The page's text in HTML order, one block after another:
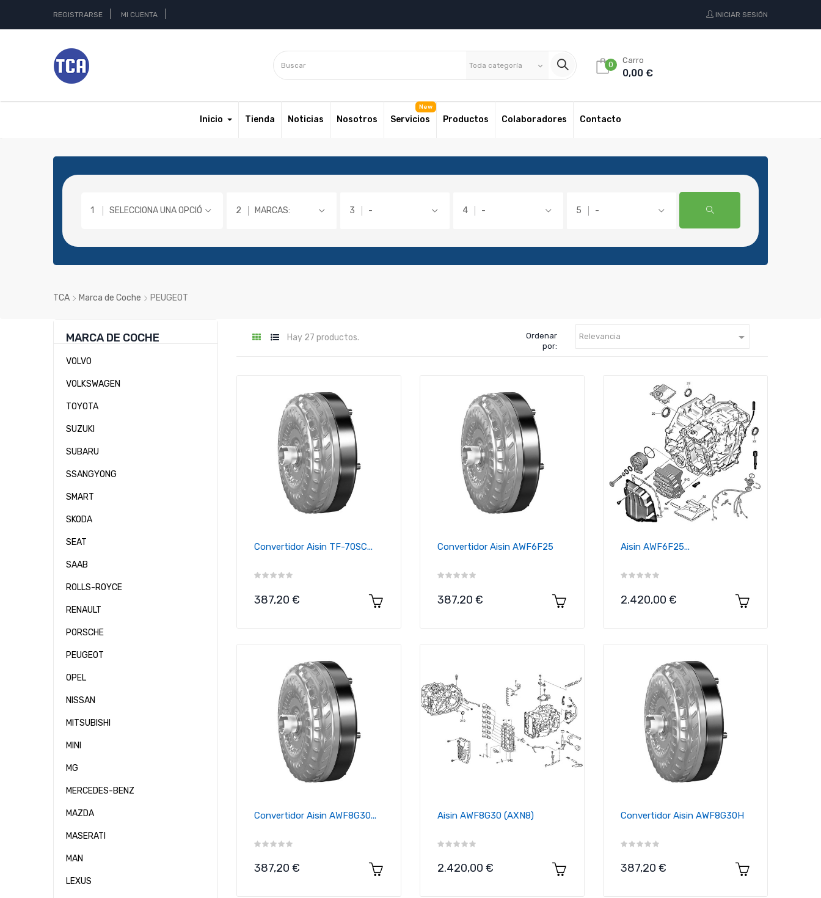
REGISTRARSE MI CUENTA INICIAR SESIÓN
Toda categoría keyboard_arrow_down 0 Carro
0,00 €
Inicio Tienda Noticias Nosotros Servicios Productos Colaboradores Contacto
SELECCIONA UNA OPCIÓN MARCAS: - - -
TCA Marca de Coche PEUGEOT
MARCA DE COCHE
VOLVO
VOLKSWAGEN
TOYOTA
SUZUKI
SUBARU
SSANGYONG
SMART
SKODA
SEAT
SAAB
ROLLS-ROYCE
RENAULT
PORSCHE
PEUGEOT
OPEL
NISSAN
MITSUBISHI
MINI
MG
MERCEDES-BENZ
MAZDA
MASERATI
MAN
LEXUS
Hay 27 productos.
Ordenar
por:
Relevancia 
Convertidor Aisin TF-70SC...
Precio
387,20 €
Convertidor Aisin AWF6F25
Precio
387,20 €
Aisin AWF6F25...
Precio
2.420,00 €
Convertidor Aisin AWF8G30...
Precio
387,20 €
Aisin AWF8G30 (AXN8)
Precio
2.420,00 €
Convertidor Aisin AWF8G30H
Precio
387,20 €